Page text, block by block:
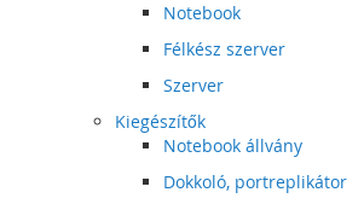
Notebook
Félkész szerver
Szerver
Kiegészítők
Notebook állvány
Dokkoló, portreplikátor